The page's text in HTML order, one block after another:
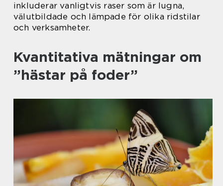
inkluderar vanligtvis raser som är lugna,
välutbildade och lämpade för olika ridstilar
och verksamheter.
Kvantitativa mätningar om
”hästar på foder”